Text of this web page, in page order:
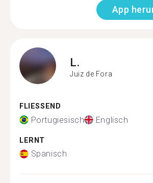
App
L.
Juiz de Fora
FLIESSEND
Portugiesisch Englisch
LERNT
Spanisch